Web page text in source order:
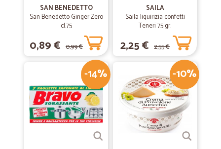
SAN BENEDETTO
San Benedetto Ginger Zero
cl.75
0,89 € 0,99 €
SAILA
Saila liquirizia confetti
Teneri 75 gr.
2,25 € 2,55 €
-14% -10%